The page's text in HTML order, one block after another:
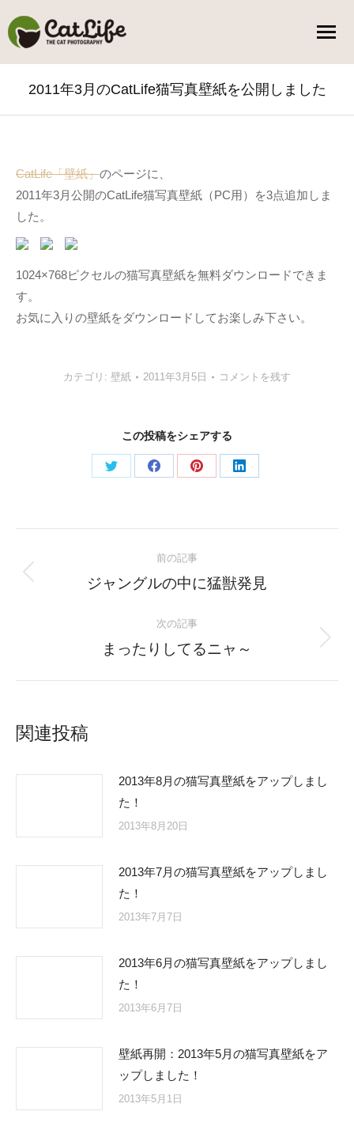
2011年3月のCatLife猫写真壁紙を公開しました
CatLife「壁紙」のページに、
2011年3月公開のCatLife猫写真壁紙（PC用）を3点追加しま
した。
1024×768ピクセルの猫写真壁紙を無料ダウンロードできま
す。
お気に入りの壁紙をダウンロードしてお楽しみ下さい。
カテゴリ: 壁紙 2011年3月5日 コメントを残す
この投稿をシェアする
Share
Share
Share
Share
navigation
前の記事
Previous
ジャングルの中に猛獣発見
次の記事
Next
まったりしてるニャ～
関連投稿
2013年8月の猫写真壁紙をアップしまし
た！
2013年8月20日
2013年7月の猫写真壁紙をアップしまし
た！
2013年7月7日
2013年6月の猫写真壁紙をアップしまし
た！
2013年6月7日
壁紙再開：2013年5月の猫写真壁紙をア
ップしました！
2013年5月1日